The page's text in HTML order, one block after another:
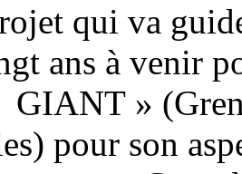
qui va
ans à venir
GIANT »
pour son